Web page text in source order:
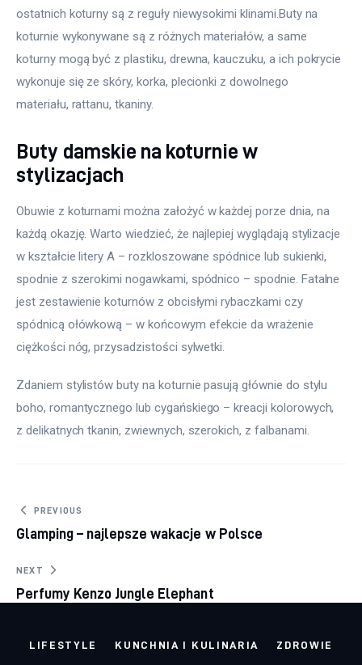
ostatnich koturny są z reguły niewysokimi klinami.Buty na
koturnie wykonywane są z różnych materiałów, a same
koturny mogą być z plastiku, drewna, kauczuku, a ich pokrycie
wykonuje się ze skóry, korka, plecionki z dowolnego
materiału, rattanu, tkaniny.
Buty damskie na koturnie w
stylizacjach
Obuwie z koturnami można założyć w każdej porze dnia, na
każdą okazję. Warto wiedzieć, że najlepiej wyglądają stylizacje
w kształcie litery A – rozkloszowane spódnice lub sukienki,
spodnie z szerokimi nogawkami, spódnico – spodnie. Fatalne
jest zestawienie koturnów z obcisłymi rybaczkami czy
spódnicą ołówkową – w końcowym efekcie da wrażenie
ciężkości nóg, przysadzistości sylwetki.
Zdaniem stylistów buty na koturnie pasują głównie do stylu
boho, romantycznego lub cygańskiego – kreacji kolorowych,
z delikatnych tkanin, zwiewnych, szerokich, z falbanami.
Nawigacja wpisu
PREVIOUS
Glamping – najlepsze wakacje w Polsce
NEXT
Perfumy Kenzo Jungle Elephant
LIFESTYLE KUNCHNIA I KULINARIA ZDROWIE